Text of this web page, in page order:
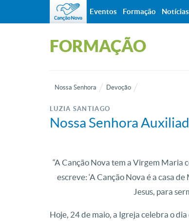
FORMAÇÃO
Nossa Senhora Devoção
LUZIA SANTIAGO
Nossa Senhora
“A Canção Nova tem a Virgem Maria
escreve: ‘A Canção Nova é a casa
Jesus, para
Hoje, 24 de maio, a Igreja celebra o
Eventos Formação Notícias